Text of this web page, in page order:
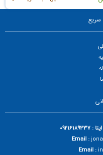
Email :
Email :